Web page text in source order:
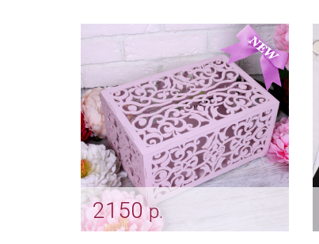
"Бантик"
Арт: podv_0068
2150р.